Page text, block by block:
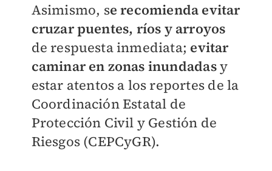
Asimismo, se recomienda evitar
cruzar puentes, ríos y arroyos
de respuesta inmediata; evitar
caminar en zonas inundadasy
estar atentos a los reportes de la
Coordinación Estatal de
Protección Civil y Gestión de
Riesgos (CEPCyGR).